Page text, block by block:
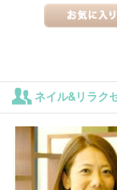
ネイル&リラク